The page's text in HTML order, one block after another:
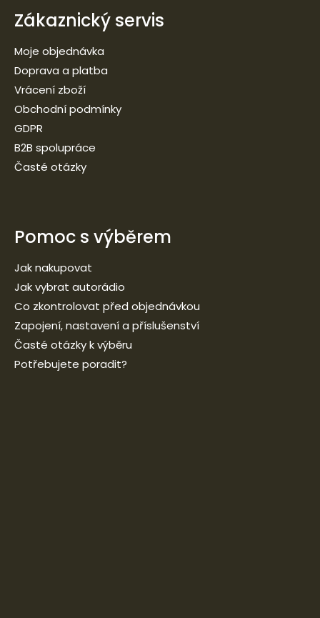
Zákaznický servis
Moje objednávka
Doprava a platba
Vrácení zboží
Obchodní podmínky
GDPR
B2B spolupráce
Časté otázky
Pomoc s výběrem
Jak nakupovat
Jak vybrat autorádio
Co zkontrolovat před objednávkou
Zapojení, nastavení a příslušenství
Časté otázky k výběru
Potřebujete poradit?